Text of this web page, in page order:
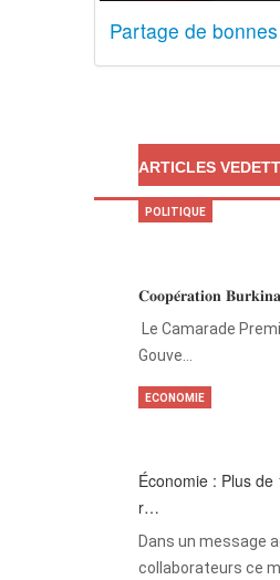
Partage de
ARTICLES
𝐂𝐨𝐨𝐩𝐞́𝐫𝐚𝐭𝐢𝐨𝐧
‎Le Camarade
Gouve…
POLITIQUE
Économie : Plus
r…
Dans un message
collaborateurs ce
ECONOMIE